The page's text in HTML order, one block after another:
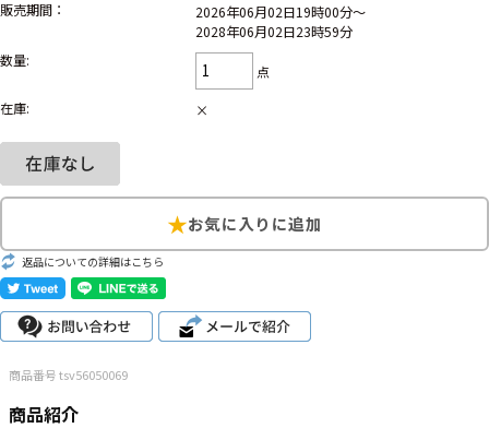
半袖シャツ Tシャツ
レディース
Search by Particularこだわりから探す
Search by Sizeサイズから探す（メンズ）
スウェット
販売期間：
2026年06月02日19時00分～
2028年06月02日23時59分
数量:
点
在庫:
×
返品についての詳細はこちら
商品番号 tsv56050069
商品紹介